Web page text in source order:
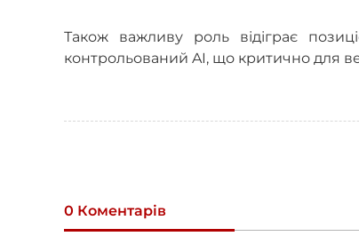
Також важливу роль відіграє
контрольований AI, що критично для
0 Коментарів